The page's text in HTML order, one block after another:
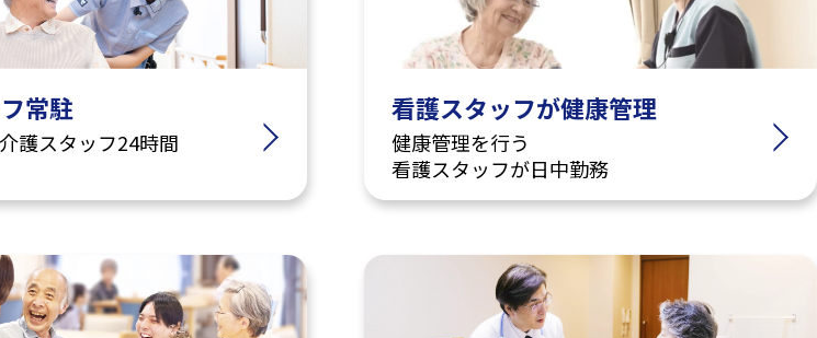
常駐
護スタッフ24時間
看護スタッフが健康管理
健康管理を行う
看護スタッフが日中勤務